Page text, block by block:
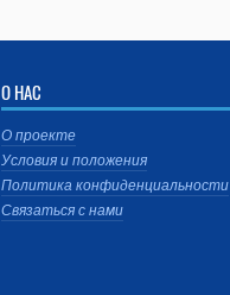
О НАС
О проекте
Условия и положения
Политика конфиденциальности
Связаться с нами